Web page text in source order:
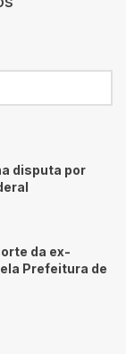
disputa por
da ex-
Prefeitura de